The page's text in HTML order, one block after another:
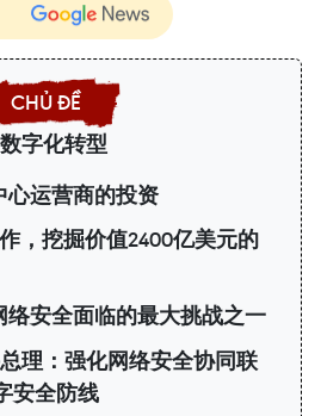
数字化转型
心运营商的投资
作，挖掘价值2400亿美元的
络安全面临的最大挑战之一
理：强化网络安全协同联
安全防线